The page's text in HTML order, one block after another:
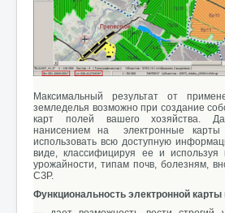
Максимальный результат от
земледелья возможно при создание
карт полей вашего хозяйства.
нанисением на электронные карты
использовать всю доступную
виде, классифицируя ее и используя
урожайности, типам почв, болезням,
СЗР.
Функциональность электронной карты